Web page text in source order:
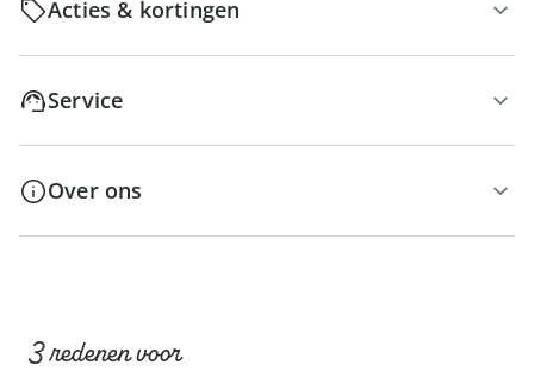
Acties & kortingen
Service
Over ons
3 redenen voor